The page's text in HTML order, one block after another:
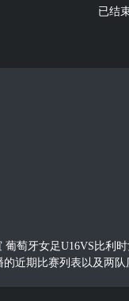
已结
葡萄牙女足U16VS比
近期比赛列表以及两